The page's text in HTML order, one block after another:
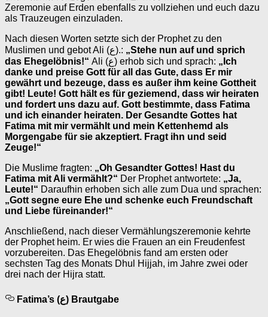
Zeremonie auf Erden ebenfalls zu vollziehen und euch dazu
als Trauzeugen einzuladen.
Nach diesen Worten setzte sich der Prophet zu den
Muslimen und gebot Ali (ع).: „Stehe nun auf und sprich
das Ehegelöbnis!“
Ali (ع) erhob sich und sprach: „Ich
danke und preise Gott für all das Gute, dass Er mir
gewährt und bezeuge, dass es außer ihm keine Gottheit
gibt! Leute! Gott hält es für geziemend, dass wir heiraten
und fordert uns dazu auf. Gott bestimmte, dass Fatima
und ich einander heiraten. Der Gesandte Gottes hat
Fatima mit mir vermählt und mein Kettenhemd als
Morgengabe für sie akzeptiert. Fragt ihn und seid
Zeuge!“
Die Muslime fragten: „Oh Gesandter Gottes! Hast du
Fatima mit Ali vermählt?“ Der Prophet antwortete: „Ja,
Leute!“ Daraufhin erhoben sich alle zum Dua und sprachen:
„Gott segne eure Ehe und schenke euch Freundschaft
und Liebe füreinander!“
Anschließend, nach dieser Vermählungszeremonie kehrte
der Prophet heim. Er wies die Frauen an ein Freudenfest
vorzubereiten. Das Ehegelöbnis fand am ersten oder
sechsten Tag des Monats Dhul Hijjah, im Jahre zwei oder
drei nach der Hijra statt.
Fatima’s (ع) Brautgabe